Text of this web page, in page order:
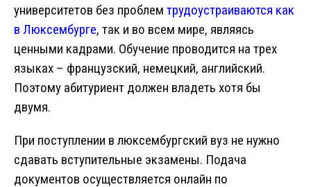
университетов без проблем трудоустраиваются как
в Люксембурге, так и во всем мире, являясь
ценными кадрами. Обучение проводится на трех
языках – французский, немецкий, английский.
Поэтому абитуриент должен владеть хотя бы
двумя.
При поступлении в люксембургский вуз не нужно
сдавать вступительные экзамены. Подача
документов осуществляется онлайн по